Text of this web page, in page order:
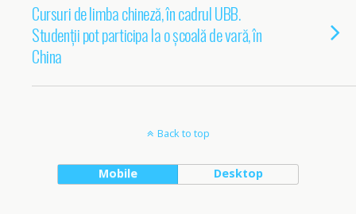
Cursuri de limba chineză, în cadrul UBB.
Studenții pot participa la o școală de vară, în
China
Back to top
Mobile Desktop